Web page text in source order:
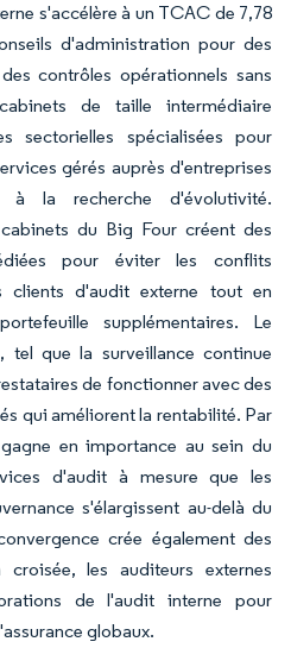
s'accélère à un TCAC de 7,78
d'administration pour des
contrôles opérationnels sans
de taille intermédiaire
sectorielles spécialisées pour
gérés auprès d'entreprises
à la recherche d'évolutivité.
du Big Four créent des
pour éviter les conflits
clients d'audit externe tout en
supplémentaires. Le
tel que la surveillance continue
de fonctionner avec des
qui améliorent la rentabilité. Par
en importance au sein du
d'audit à mesure que les
s'élargissent au-delà du
crée également des
les auditeurs externes
de l'audit interne pour
globaux.